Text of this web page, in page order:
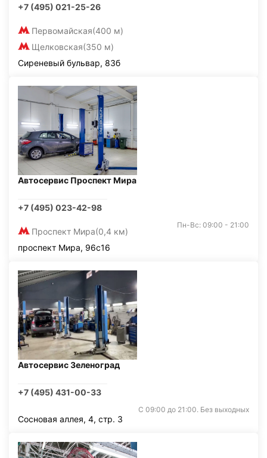
+7 (495) 021-25-26
Первомайская(400 м)
Щелковская(350 м)
Сиреневый бульвар, 83б
Автосервис Проспект Мира
+7 (495) 023-42-98
Проспект Мира(0,4 км)
Пн-Вс: 09:00 - 21:00
проспект Мира, 96с16
Автосервис Зеленоград
+7 (495) 431-00-33
С 09:00 до 21:00. Без выходных
Сосновая аллея, 4, стр. 3